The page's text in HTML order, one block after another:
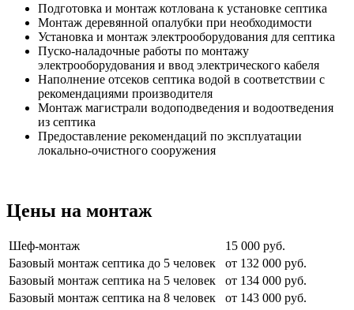
Подготовка и монтаж котлована к установке септика
Монтаж деревянной опалубки при необходимости
Установка и монтаж электрооборудования для септика
Пуско-наладочные работы по монтажу
электрооборудования и ввод электрического кабеля
Наполнение отсеков септика водой в соответствии с
рекомендациями производителя
Монтаж магистрали водоподведения и водоотведения
из септика
Предоставление рекомендаций по эксплуатации
локально-очистного сооружения
Цены на монтаж
Шеф-монтаж
15 000 руб.
Базовый монтаж септика до 5 человек
от 132 000 руб.
Базовый монтаж септика на 5 человек
от 134 000 руб.
Базовый монтаж септика на 8 человек
от 143 000 руб.